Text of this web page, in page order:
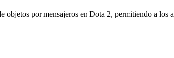
objetos por mensajeros en Dota 2, permitiendo a los